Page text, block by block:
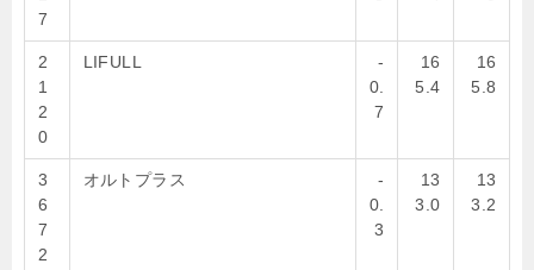
7
2
1
2
0
LIFULL
-
0.
7
16
5.4
16
5.8
3
6
7
2
オルトプラス
-
0.
3
13
3.0
13
3.2